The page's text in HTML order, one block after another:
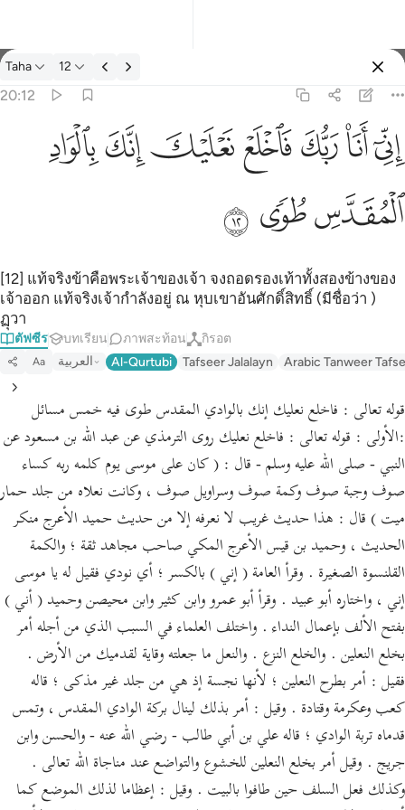
ตัฟซีร: Taha 20:12
Taha 12
20:12
اني انا ربك فاخلع نعليك انك بالواد المقدس طوى ١٢
إِنِّىٓ أَنَا۠ رَبُّكَ فَٱخْلَعْ نَعْلَيْكَ ۖ إِنَّكَ بِٱلْوَادِ ٱلْمُقَدَّسِ طُوًۭى ١٢
ﲺﲻﲼﲽﲾﲿﳀ
ﳁﳂ ﳃ
[12] แท้จริงข้าคือพระเจ้าของเจ้า จงถอดรองเท้าทั้งสองข้างของ
เจ้าออก แท้จริงเจ้ากำลังอยู่ ณ หุบเขาอันศักดิ์สิทธิ์ (มีชื่อว่า )
ฏุวา
ตัฟซีร บทเรียน ภาพสะท้อน กิรอต
Aa العربية Al-Qurtubi Tafseer Jalalayn Arabic Tanweer
قوله تعالى : فاخلع نعليك إنك بالوادي المقدس طوى فيه خمس مسائل
:الأولى : قوله تعالى : فاخلع نعليك روى الترمذي عن عبد الله بن مسعود عن
النبي - صلى الله عليه وسلم - قال : ( كان على موسى يوم كلمه ربه كساء
صوف وجبة صوف وكمة صوف وسراويل صوف ، وكانت نعلاه من جلد حمار
ميت ) قال : هذا حديث غريب لا نعرفه إلا من حديث حميد الأعرج منكر
الحديث ، وحميد بن قيس الأعرج المكي صاحب مجاهد ثقة ؛ والكمة
القلنسوة الصغيرة . وقرأ العامة ( إني ) بالكسر ؛ أي نودي فقيل له يا موسى
إني ، واختاره أبو عبيد . وقرأ أبو عمرو وابن كثير وابن محيصن وحميد ( أني )
بفتح الألف بإعمال النداء . واختلف العلماء في السبب الذي من أجله أمر
بخلع النعلين . والخلع النزع . والنعل ما جعلته وقاية لقدميك من الأرض .
فقيل : أمر بطرح النعلين ؛ لأنها نجسة إذ هي من جلد غير مذكى ؛ قاله
كعب وعكرمة وقتادة . وقيل : أمر بذلك لينال بركة الوادي المقدس ، وتمس
قدماه تربة الوادي ؛ قاله علي بن أبي طالب - رضي الله عنه - والحسن وابن
جريج . وقيل أمر بخلع النعلين للخشوع والتواضع عند مناجاة الله تعالى .
وكذلك فعل السلف حين طافوا بالبيت . وقيل : إعظاما لذلك الموضع كما